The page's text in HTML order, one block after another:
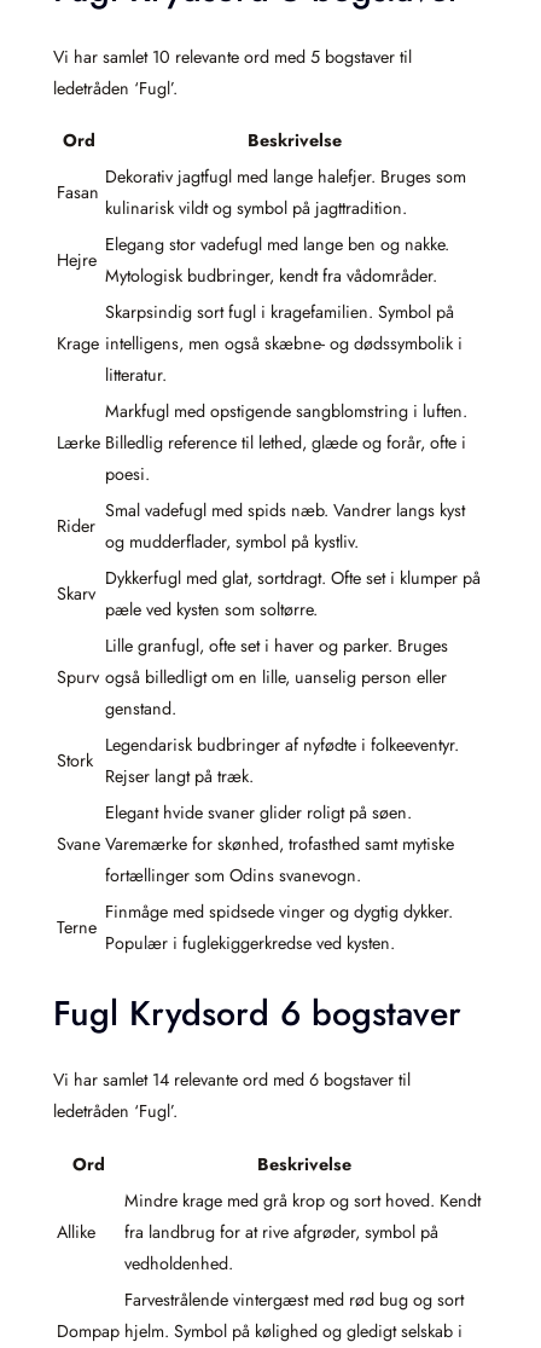
Vi har samlet 10 relevante ord med 5 bogstaver til
ledetråden ‘Fugl’.
Ord Beskrivelse
Fasan
Dekorativ jagtfugl med lange halefjer. Bruges som
kulinarisk vildt og symbol på jagttradition.
Hejre
Elegang stor vadefugl med lange ben og nakke.
Mytologisk budbringer, kendt fra vådområder.
Krage
Skarpsindig sort fugl i kragefamilien. Symbol på
intelligens, men også skæbne- og dødssymbolik i
litteratur.
Lærke
Markfugl med opstigende sangblomstring i luften.
Billedlig reference til lethed, glæde og forår, ofte i
poesi.
Rider
Smal vadefugl med spids næb. Vandrer langs kyst
og mudderflader, symbol på kystliv.
Skarv
Dykkerfugl med glat, sortdragt. Ofte set i klumper på
pæle ved kysten som soltørre.
Spurv
Lille granfugl, ofte set i haver og parker. Bruges
også billedligt om en lille, uanselig person eller
genstand.
Stork
Legendarisk budbringer af nyfødte i folkeeventyr.
Rejser langt på træk.
Svane
Elegant hvide svaner glider roligt på søen.
Varemærke for skønhed, trofasthed samt mytiske
fortællinger som Odins svanevogn.
Terne
Finmåge med spidsede vinger og dygtig dykker.
Populær i fuglekiggerkredse ved kysten.
Fugl Krydsord 6 bogstaver
Vi har samlet 14 relevante ord med 6 bogstaver til
ledetråden ‘Fugl’.
Ord Beskrivelse
Allike
Mindre krage med grå krop og sort hoved. Kendt
fra landbrug for at rive afgrøder, symbol på
vedholdenhed.
Dompap
Farvestrålende vintergæst med rød bug og sort
hjelm. Symbol på kølighed og gledigt selskab i